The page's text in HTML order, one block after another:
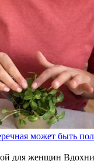
может быть
для женщин